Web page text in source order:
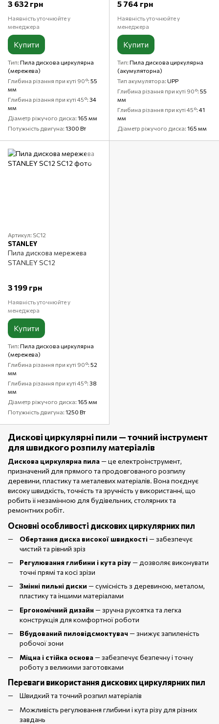
3 632 грн
Наявність уточнюйте у
менеджера
Купити
Тип Пила дискова циркулярна
(мережева)
Глибина різання при куті 90° 55
мм
Глибина різання при куті 45° 34
мм
Діаметр ріжучого диска 165 мм
Потужність двигуна 1300 Вт
5 764 грн
Наявність уточнюйте у
менеджера
Купити
Тип Пила дискова циркулярна
(акумуляторна)
Тип акумулятора UPP
Глибина різання при куті 90° 55
мм
Глибина різання при куті 45° 41
мм
Діаметр ріжучого диска 165 мм
Артикул: SC12
STANLEY
Пила дискова мережева
STANLEY SC12
3 199 грн
Наявність уточнюйте у
менеджера
Купити
Тип Пила дискова циркулярна
(мережева)
Глибина різання при куті 90° 52
мм
Глибина різання при куті 45° 38
мм
Діаметр ріжучого диска 165 мм
Потужність двигуна 1250 Вт
Дискові циркулярні пили — точний інструмент
для швидкого розпилу матеріалів
Дискова циркулярна пила— це електроінструмент,
призначений для прямого та продовгованого розпилу
деревини, пластику та металевих матеріалів. Вона поєднує
високу швидкість, точність та зручність у використанні, що
робить її незамінною для будівельних, столярних та
ремонтних робіт.
Основні особливості дискових циркулярних пил
Обертання диска високої швидкості— забезпечує
чистий та рівний зріз
Регулювання глибини і кута різу— дозволяє виконувати
точні прямі та косі зрізи
Змінні пильні диски — сумісність з деревиною, металом,
пластику та іншими матеріалами
Ергономічний дизайн— зручна рукоятка та легка
конструкція для комфортної роботи
Вбудований пиловідсмоктувач— знижує запиленість
робочої зони
Міцна і стійка основа— забезпечує безпечну і точну
роботу з великими заготовками
Переваги використання дискових циркулярних пил
Швидкий та точний розпил матеріалів
Можливість регулювання глибини і кута різу для різних
завдань